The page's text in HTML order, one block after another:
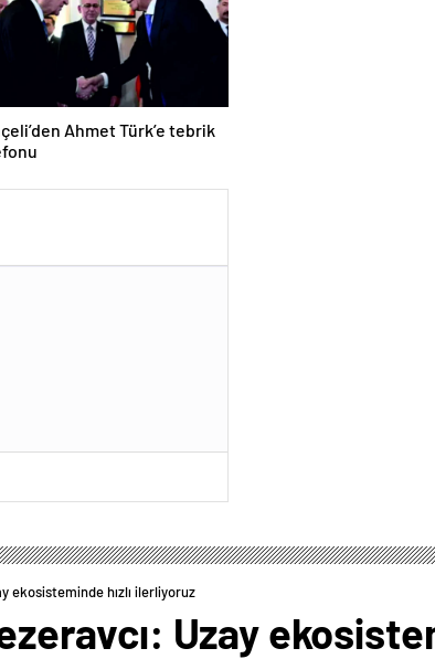
Ahmet Türk’e tebrik
ekosisteminde hızlı ilerliyoruz
Uzay